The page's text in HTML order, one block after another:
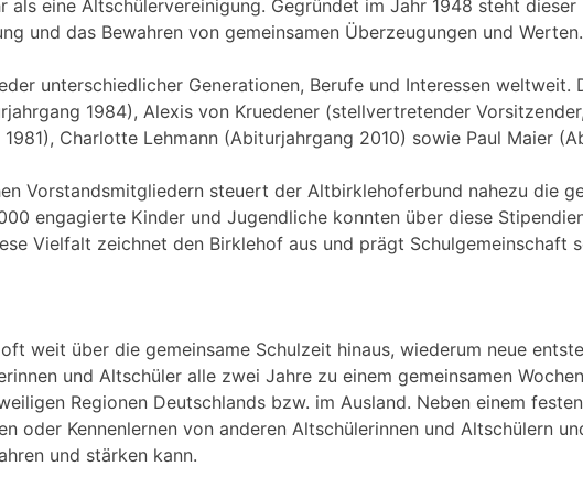
als eine Altschülervereinigung. Gegründet im Jahr 1948 steht dieser
und das Bewahren von gemeinsamen Überzeugungen und Werten.
unterschiedlicher Generationen, Berufe und Interessen weltweit.
1984), Alexis von Kruedener (stellvertretender
Charlotte Lehmann (Abiturjahrgang 2010) sowie Paul Maier
Vorstandsmitgliedern steuert der Altbirklehoferbund nahezu die
engagierte Kinder und Jugendliche konnten über diese
Vielfalt zeichnet den Birklehof aus und prägt Schulgemeinschaft
weit über die gemeinsame Schulzeit hinaus, wiederum neue
und Altschüler alle zwei Jahre zu einem gemeinsamen
Regionen Deutschlands bzw. im Ausland. Neben einem
oder Kennenlernen von anderen Altschülerinnen und Altschülern
wahren und stärken kann.